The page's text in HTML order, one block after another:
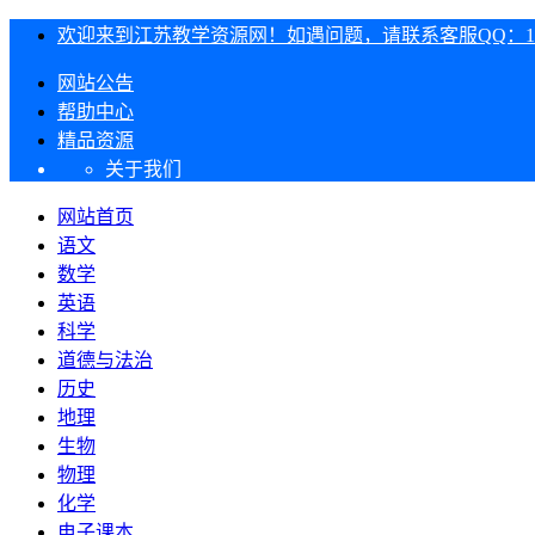
欢迎来到江苏教学资源网！如遇问题，请联系客服QQ：
网站公告
帮助中心
精品资源
关于我们
网站首页
语文
数学
英语
科学
道德与法治
历史
地理
生物
物理
化学